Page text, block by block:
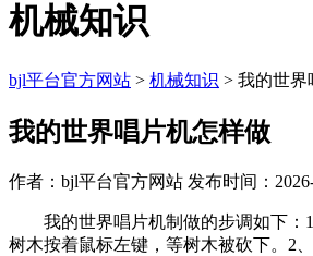
机械知识
bjl平台官方网站 > 机械知识 > 我的世界
我的世界唱片机怎样做
作者：bjl平台官方网站 发布时间：
我的世界唱片机制做的步调如下：1
树木按着鼠标左键，等树木被砍下。2